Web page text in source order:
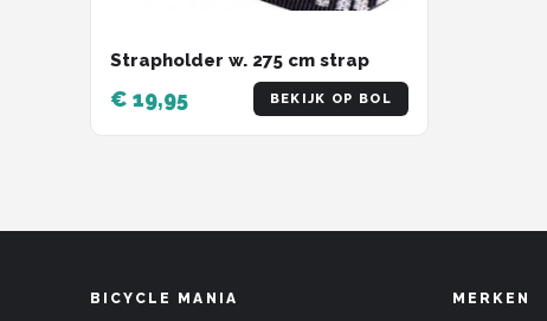
Strapholder w. 275 cm strap
€ 19,95 BEKIJK OP BOL
BICYCLE MANIA MERKEN